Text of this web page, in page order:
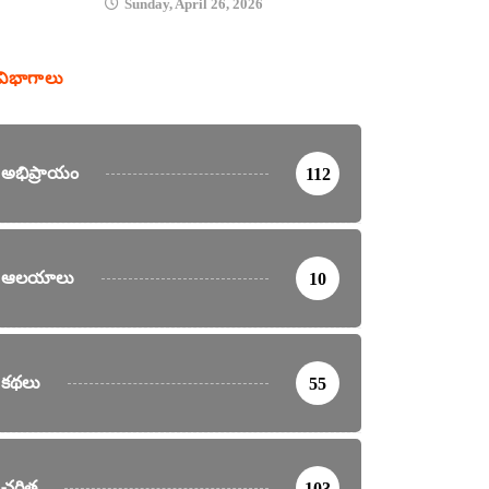
Sunday, April 26, 2026
అభిప్రాయం 112
ఆలయాలు 10
కథలు 55